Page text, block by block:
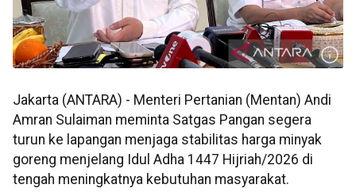
Jakarta (ANTARA) - Menteri Pertanian (Mentan) Andi
Amran Sulaiman meminta Satgas Pangan segera
turun ke lapangan menjaga stabilitas harga minyak
goreng menjelang Idul Adha 1447 Hijriah/2026 di
tengah meningkatnya kebutuhan masyarakat.